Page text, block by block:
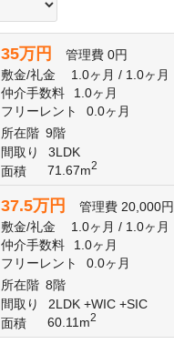
35万円 管理費 0円
敷金/礼金 1.0ヶ月/ 1.0ヶ月
仲介手数料
1.0ヶ月
フリーレント
0.0ヶ月
所在階 9階
間取り
3LDK
面積
71.67m2
37.5万円 管理費 20,000円
敷金/礼金 1.0ヶ月/ 1.0ヶ月
仲介手数料
1.0ヶ月
フリーレント
0.0ヶ月
所在階 8階
間取り
2LDK +WIC +SIC
面積
60.11m2